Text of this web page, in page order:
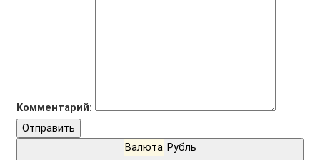
Комментарий:
Отправить
Валюта Рубль